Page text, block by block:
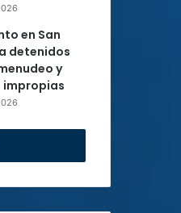
en San
detenidos
y
impropias